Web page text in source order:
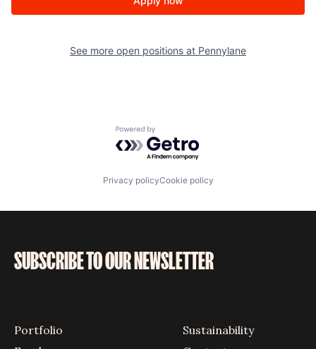
See more open positions at Pennylane
Powered by Getro.com
Privacy policyCookie policy
SUBSCRIBE TO OUR NEWSLETTER
Portfolio
Sustainability